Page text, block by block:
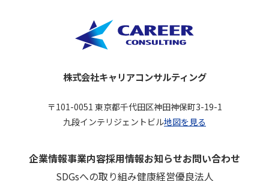
株式会社キャリアコンサルティング
〒101-0051 東京都千代田区神田神保町3-19-1
九段インテリジェントビル地図を見る
企業情報事業内容採用情報お知らせお問い合わせ
SDGsへの取り組み健康経営優良法人